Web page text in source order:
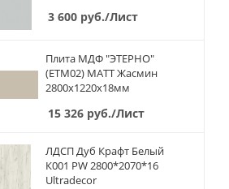
3 600 руб./Лист
Плита МДФ "ЭТЕРНО"
(ETM02) МАТТ Жасмин
2800х1220х18мм
15 326 руб./Лист
ЛДСП Дуб Крафт Белый
К001 PW 2800*2070*16
Ultradecor